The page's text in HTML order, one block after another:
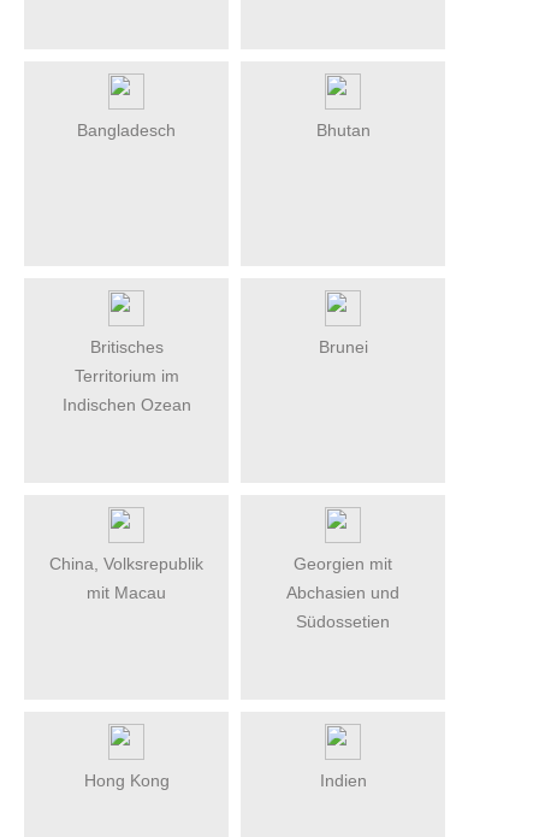
Bangladesch Bhutan
Britisches
Territorium im
Indischen Ozean
Brunei
China, Volksrepublik
mit Macau
Georgien mit
Abchasien und
Südossetien
Hong Kong Indien